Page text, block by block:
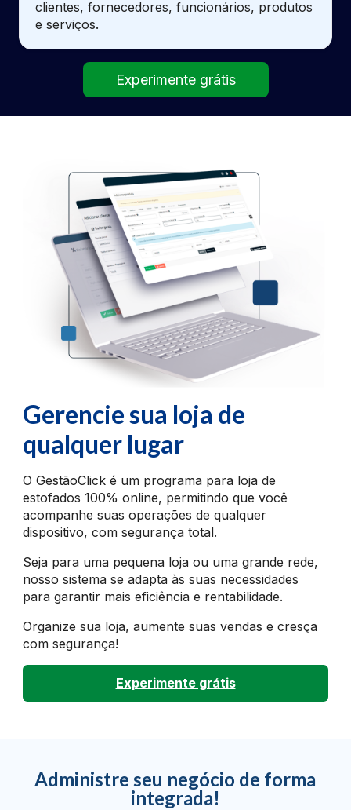
clientes, fornecedores, funcionários, produtos
e serviços.
Experimente grátis
Gerencie sua loja de
qualquer lugar
O GestãoClick é um programa para loja de
estofados 100% online, permitindo que você
acompanhe suas operações de qualquer
dispositivo, com segurança total.
Seja para uma pequena loja ou uma grande rede,
nosso sistema se adapta às suas necessidades
para garantir mais eficiência e rentabilidade.
Organize sua loja, aumente suas vendas e cresça
com segurança!
Experimente grátis
Administre seu negócio de forma
integrada!